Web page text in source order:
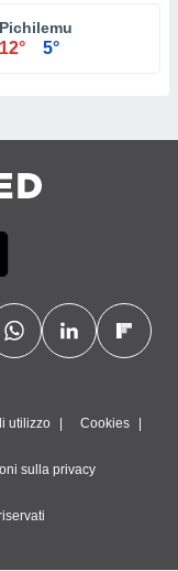
Pichilemu
12° 5°
utilizzo Cookies
sulla privacy